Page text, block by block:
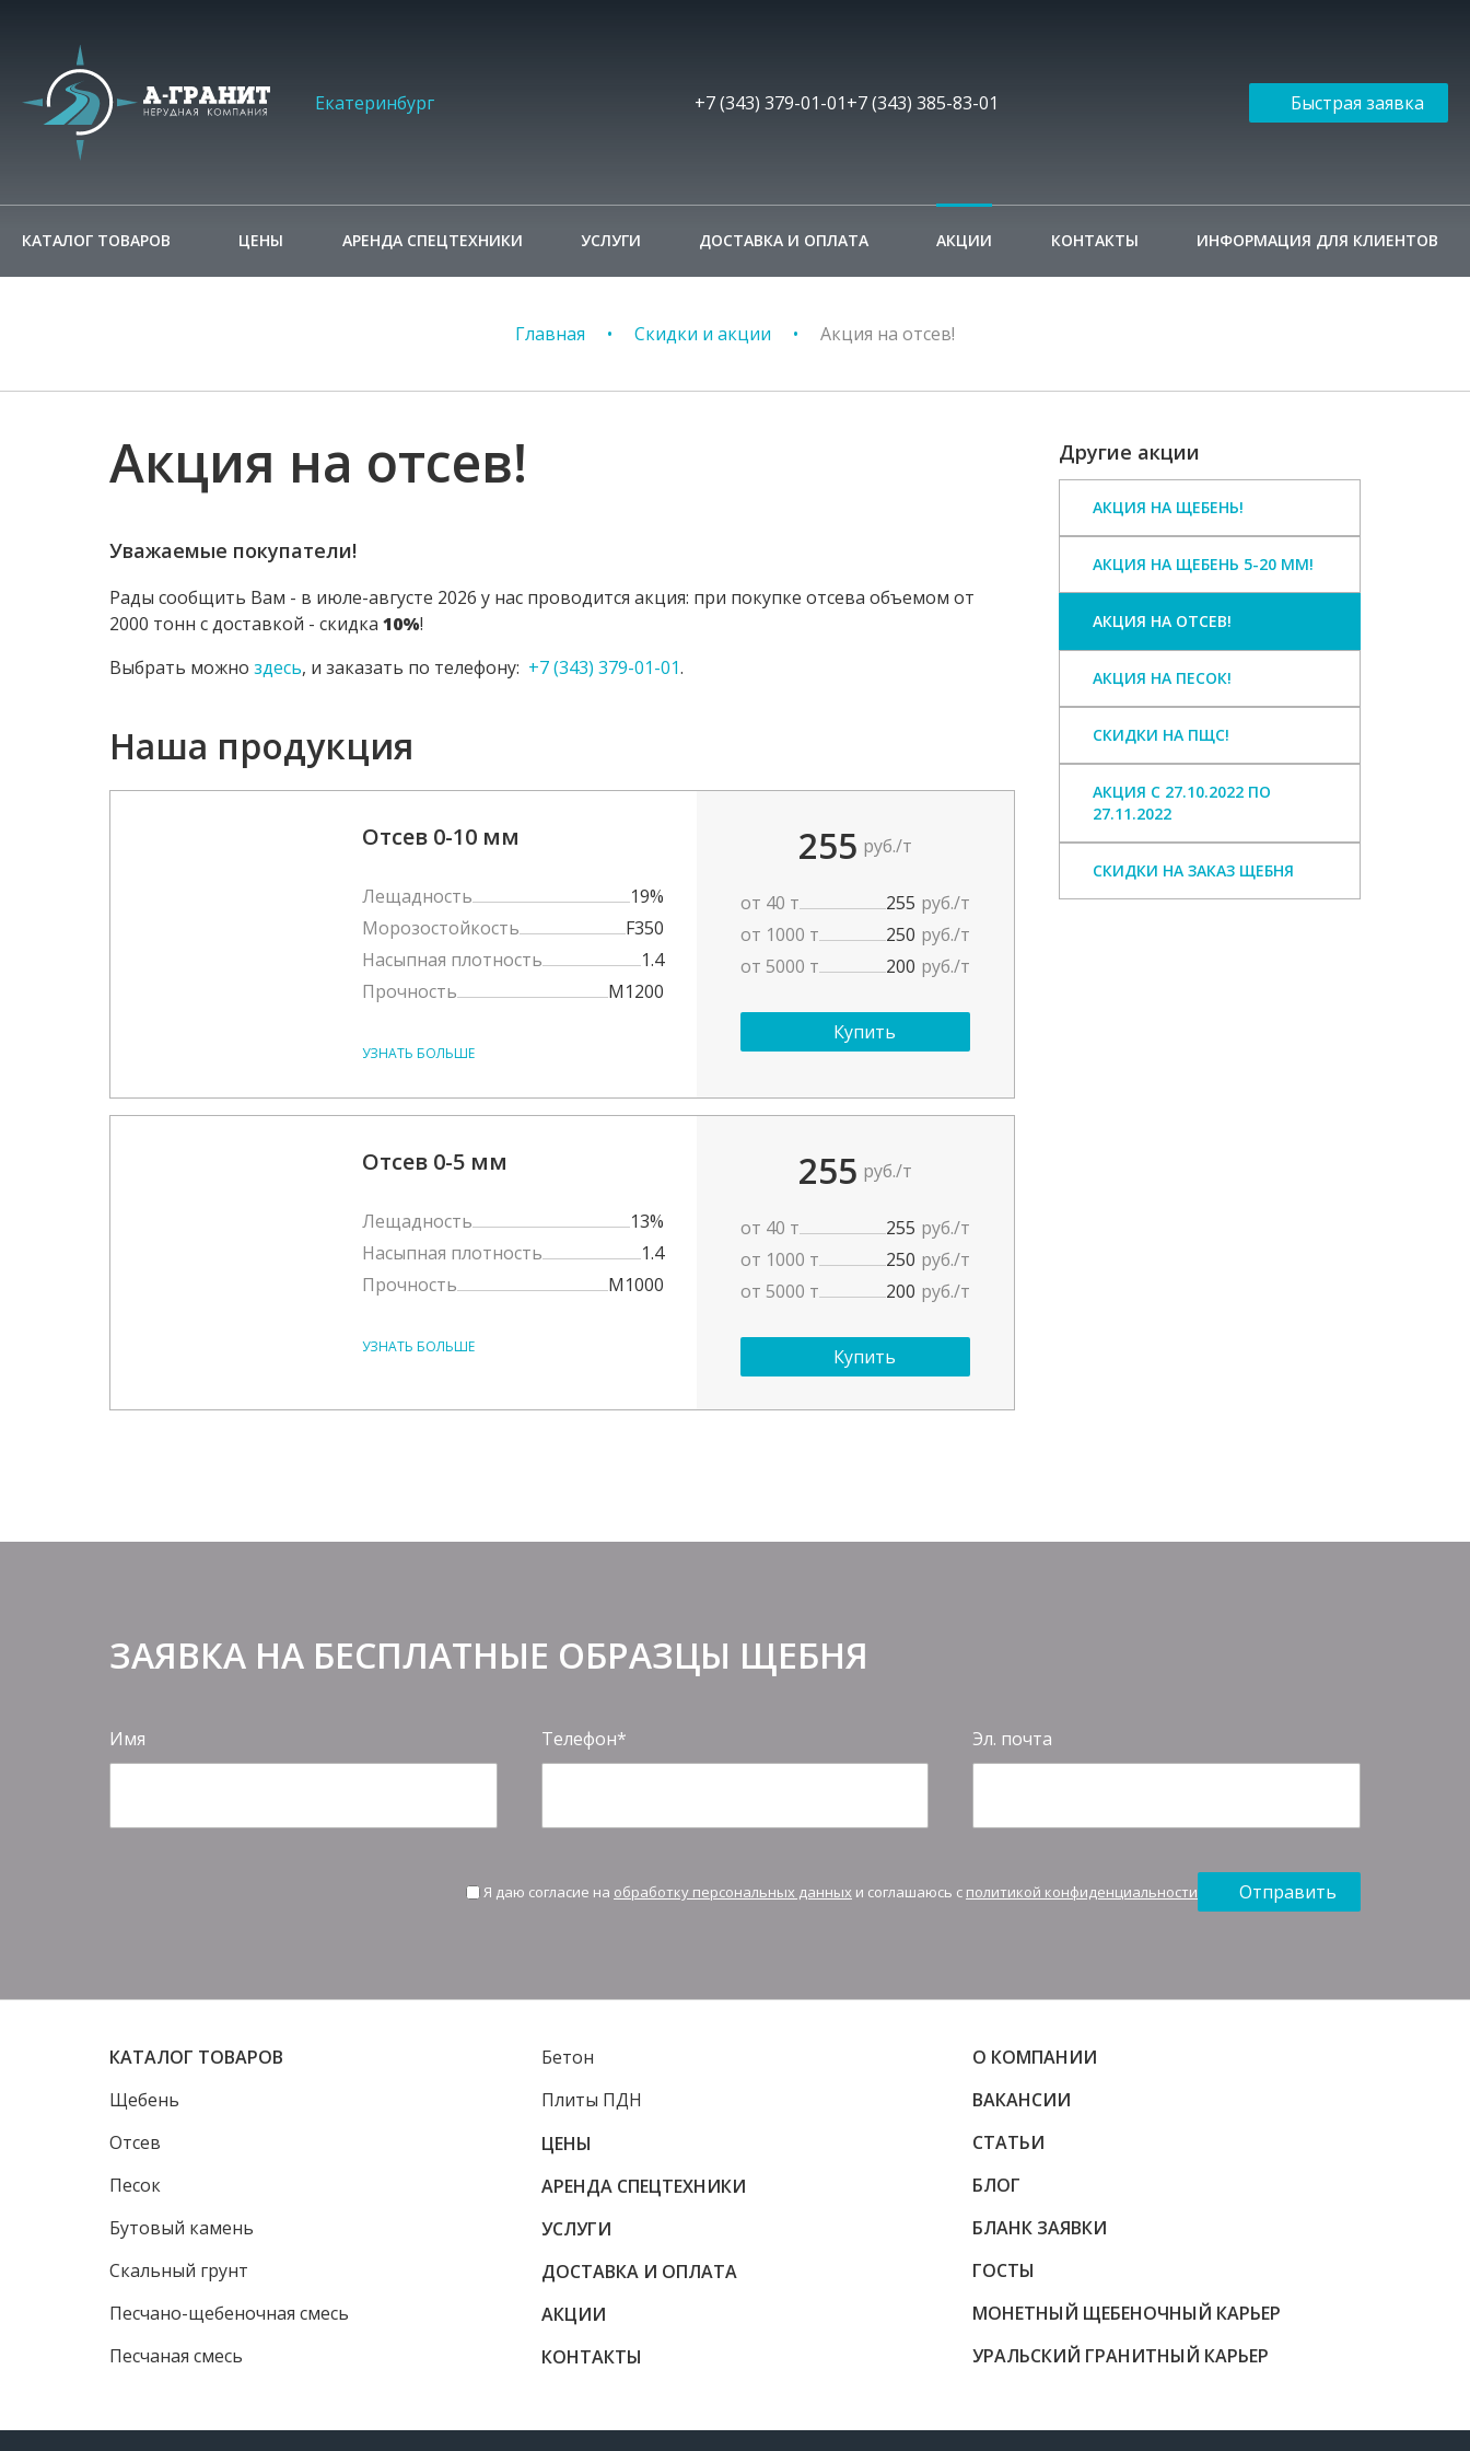
Екатеринбург +7 (343) 379-01-01+7 (343) 385-83-01 Быстрая заявка
КАТАЛОГ ТОВАРОВ ЦЕНЫ АРЕНДА СПЕЦТЕХНИКИ УСЛУГИ ДОСТАВКА И ОПЛАТА АКЦИИ КОНТАКТЫ ИНФОРМАЦИЯ ДЛЯ КЛИЕНТОВ
Главная Скидки и акции Акция на отсев!
Акция на отсев!
Уважаемые покупатели!
Рады сообщить Вам - в июле-августе 2026 у нас проводится акция: при покупке отсева объемом от
2000 тонн с доставкой - скидка 10%!
Выбрать можно здесь, и заказать по телефону: +7 (343) 379-01-01.
Наша продукция
Отсев 0-10 мм 255 руб./т
от 40 т 255 руб./т
от 1000 т
250 руб./т
от 5000 т
200 руб./т
Купить
УЗНАТЬ БОЛЬШЕ
Лещадность
19%
Морозостойкость
F350
Насыпная плотность
1.4
Прочность
M1200
Отсев 0-5 мм 255 руб./т
от 40 т 255 руб./т
от 1000 т
250 руб./т
от 5000 т
200 руб./т
Купить
УЗНАТЬ БОЛЬШЕ
Лещадность
13%
Насыпная плотность
1.4
Прочность
М1000
Другие акции
АКЦИЯ НА ЩЕБЕНЬ!
АКЦИЯ НА ЩЕБЕНЬ 5-20 ММ!
АКЦИЯ НА ОТСЕВ!
АКЦИЯ НА ПЕСОК!
СКИДКИ НА ПЩС!
АКЦИЯ С 27.10.2022 ПО
27.11.2022
СКИДКИ НА ЗАКАЗ ЩЕБНЯ
ЗАЯВКА НА БЕСПЛАТНЫЕ ОБРАЗЦЫ ЩЕБНЯ
Имя Телефон Эл. почта
Я даю согласие на обработку персональных данных и соглашаюсь с политикой конфиденциальности Отправить
КАТАЛОГ ТОВАРОВ
Щебень
Отсев
Песок
Бутовый камень
Скальный грунт
Песчано-щебеночная смесь
Песчаная смесь
Бетон
Плиты ПДН
ЦЕНЫ
АРЕНДА СПЕЦТЕХНИКИ
УСЛУГИ
ДОСТАВКА И ОПЛАТА
АКЦИИ
КОНТАКТЫ
О КОМПАНИИ
ВАКАНСИИ
СТАТЬИ
БЛОГ
БЛАНК ЗАЯВКИ
ГОСТЫ
МОНЕТНЫЙ ЩЕБЕНОЧНЫЙ КАРЬЕР
УРАЛЬСКИЙ ГРАНИТНЫЙ КАРЬЕР